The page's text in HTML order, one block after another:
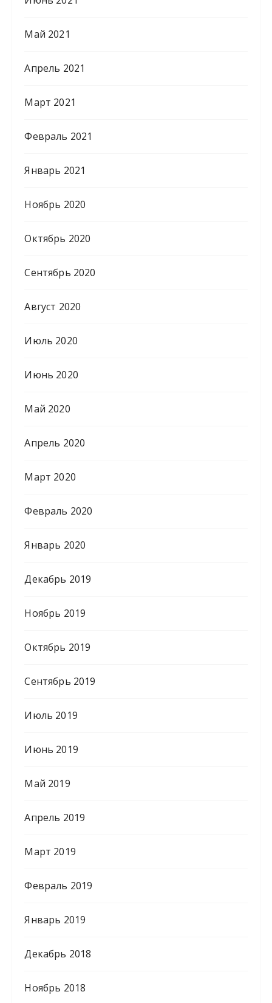
Май 2021
Апрель 2021
Март 2021
Февраль 2021
Январь 2021
Ноябрь 2020
Октябрь 2020
Сентябрь 2020
Август 2020
Июль 2020
Июнь 2020
Май 2020
Апрель 2020
Март 2020
Февраль 2020
Январь 2020
Декабрь 2019
Ноябрь 2019
Октябрь 2019
Сентябрь 2019
Июль 2019
Июнь 2019
Май 2019
Апрель 2019
Март 2019
Февраль 2019
Январь 2019
Декабрь 2018
Ноябрь 2018